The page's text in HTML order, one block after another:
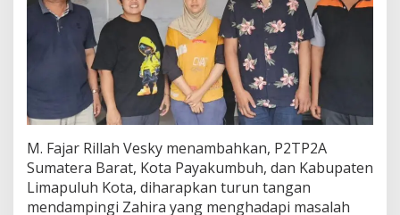
M. Fajar Rillah Vesky menambahkan, P2TP2A
Sumatera Barat, Kota Payakumbuh, dan Kabupaten
Limapuluh Kota, diharapkan turun tangan
mendampingi Zahira yang menghadapi masalah